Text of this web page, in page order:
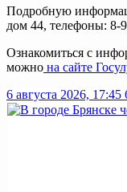
Подробную
дом 44, телефоны: 8-
Ознакомиться с
можно на сайте
6 августа 2026, 17:45